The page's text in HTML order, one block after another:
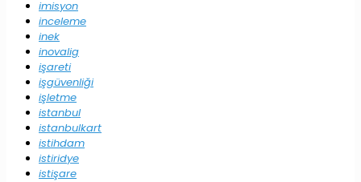
imisyon
inceleme
inek
inovalig
işareti
işgüvenliği
işletme
istanbul
istanbulkart
istihdam
istiridye
istişare